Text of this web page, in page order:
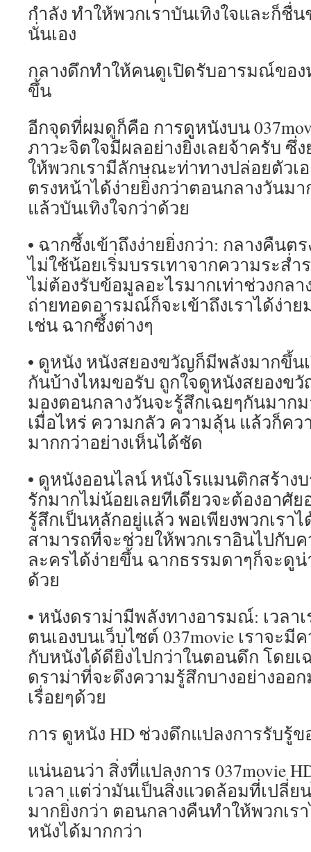
กำลัง ทำให้พวกเราบันเทิงใจและก็ชื่
นั่นเอง
กลางดึกทำให้คนดูเปิดรับอารมณ์ขอ
ขึ้น
อีกจุดที่ผมดูก็คือ การดูหนังบน
ภาวะจิตใจมีผลอย่างยิ่งเลยจ้าครับ
ให้พวกเรามีลักษณะท่าทางปล่อยตัวเอ
ตรงหน้าได้ง่ายยิ่งกว่าตอนกลางวันม
แล้วบันเทิงใจกว่าด้วย
• ฉากซึ้งเข้าถึงง่ายยิ่งกว่า: กลางคืนต
ไม่ใช้น้อยเริ่มบรรเทาจากความระส่ำ
ไม่ต้องรับข้อมูลอะไรมากเท่าช่วงกล
ถ่ายทอดอารมณ์ก็จะเข้าถึงเราได้ง่า
เช่น ฉากซึ้งต่างๆ
• ดูหนัง หนังสยองขวัญก็มีพลังมากขึ้น
กันบ้างไหมขอรับ ถูกใจดูหนังสยองข
มองตอนกลางวันจะรู้สึกเฉยๆกันมาก
เมื่อไหร่ ความกลัว ความลุ้น แล้วก็ค
มากกว่าอย่างเห็นได้ชัด
• ดูหนังออนไลน์ หนังโรแมนติกสร้าง
รักมากไม่น้อยเลยทีเดียวจะต้องอาศั
รู้สึกเป็นหลักอยู่แล้ว พอเพียงพวกเรา
สามารถที่จะช่วยให้พวกเราอินไปกับ
ละครได้ง่ายขึ้น ฉากธรรมดาๆก็จะดู
ด้วย
• หนังดราม่ามีพลังทางอารมณ์: เวลา
ตนเองบนเว็บไซต์ 037movie เราจะมี
กับหนังได้ดียิ่งไปกว่าในตอนดึก โดยเ
ดราม่าที่จะดึงความรู้สึกบางอย่างออ
เรื่อยๆด้วย
การ ดูหนัง HD ช่วงดึกแปลงการรับรู้
แน่นอนว่า สิ่งที่แปลงการ 037movie
เวลา แต่ว่ามันเป็นสิ่งแวดล้อมที่เปลี่ย
มากยิ่งกว่า ตอนกลางคืนทำให้พวกเร
หนังได้มากกว่า